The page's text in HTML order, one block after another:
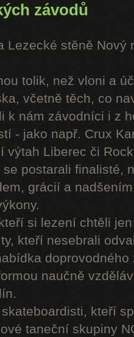
závodů
Lezecké stěně Nový
tolik, než vloni a
včetně těch, co
k nám závodníci i z
- jako např. Crux
výtah Liberec či
postarali finalisté,
grácií a
si lezení chtěli
kteří nesebrali
naučně
kteří
taneční skupiny